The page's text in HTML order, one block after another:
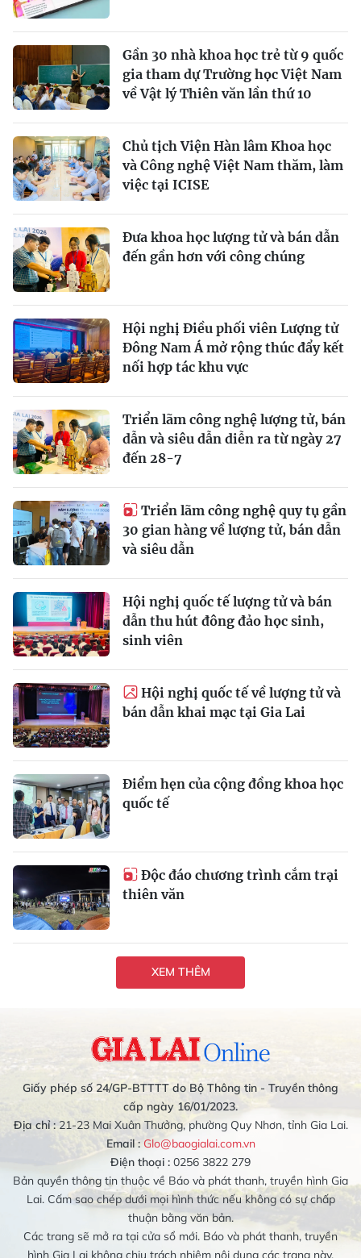
Gần 30 nhà khoa học trẻ từ 9 quốc
gia tham dự Trường học Việt Nam
về Vật lý Thiên văn lần thứ 10
Chủ tịch Viện Hàn lâm Khoa học
và Công nghệ Việt Nam thăm, làm
việc tại ICISE
Đưa khoa học lượng tử và bán dẫn
đến gần hơn với công chúng
Hội nghị Điều phối viên Lượng tử
Đông Nam Á mở rộng thúc đẩy kết
nối hợp tác khu vực
Triển lãm công nghệ lượng tử, bán
dẫn và siêu dẫn diễn ra từ ngày 27
đến 28-7
Triển lãm công nghệ quy tụ gần
30 gian hàng về lượng tử, bán dẫn
và siêu dẫn
Hội nghị quốc tế lượng tử và bán
dẫn thu hút đông đảo học sinh,
sinh viên
Hội nghị quốc tế về lượng tử và
bán dẫn khai mạc tại Gia Lai
Điểm hẹn của cộng đồng khoa học
quốc tế
Độc đáo chương trình cắm trại
thiên văn
XEM THÊM
Giấy phép số 24/GP-BTTTT do Bộ Thông tin - Truyền thông
cấp ngày 16/01/2023.
Địa chỉ :21-23 Mai Xuân Thưởng, phường Quy Nhơn, tỉnh Gia Lai.
Email : Glo@baogialai.com.vn
Điện thoại : 0256 3822 279
Bản quyền thông tin thuộc về Báo và phát thanh, truyền hình Gia
Lai. Cấm sao chép dưới mọi hình thức nếu không có sự chấp
thuận bằng văn bản.
Các trang sẽ mở ra tại cửa sổ mới. Báo và phát thanh, truyền
hình Gia Lai không chịu trách nhiệm nội dung các trang này.